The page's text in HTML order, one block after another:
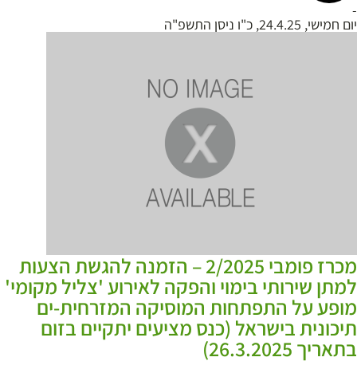
-
יום חמישי, 24.4.25, כ"ו ניסן התשפ"ה
מכרז פומבי 2/2025 – הזמנה להגשת הצעות
למתן שירותי בימוי והפקה לאירוע 'צליל מקומי'
מופע על התפתחות המוסיקה המזרחית-ים
תיכונית בישראל (כנס מציעים יתקיים בזום
בתאריך 26.3.2025)